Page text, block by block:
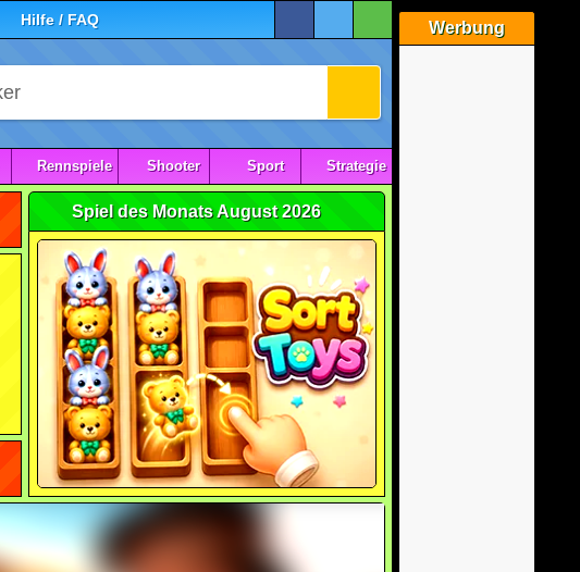
Werbung
Hilfe / FAQ
Rennspiele Shooter Sport Strategie
Spiel des Monats August 2026